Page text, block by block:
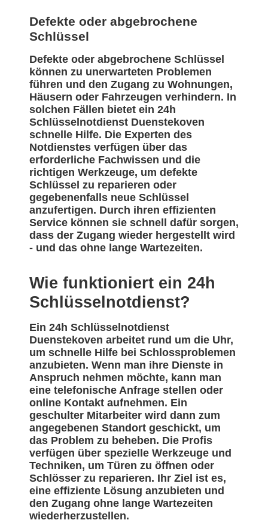
Defekte oder abgebrochene
Schlüssel
Defekte oder abgebrochene Schlüssel
können zu unerwarteten Problemen
führen und den Zugang zu Wohnungen,
Häusern oder Fahrzeugen verhindern. In
solchen Fällen bietet ein 24h
Schlüsselnotdienst Duenstekoven
schnelle Hilfe. Die Experten des
Notdienstes verfügen über das
erforderliche Fachwissen und die
richtigen Werkzeuge, um defekte
Schlüssel zu reparieren oder
gegebenenfalls neue Schlüssel
anzufertigen. Durch ihren effizienten
Service können sie schnell dafür sorgen,
dass der Zugang wieder hergestellt wird
- und das ohne lange Wartezeiten.
Wie funktioniert ein 24h
Schlüsselnotdienst?
Ein 24h Schlüsselnotdienst
Duenstekoven arbeitet rund um die Uhr,
um schnelle Hilfe bei Schlossproblemen
anzubieten. Wenn man ihre Dienste in
Anspruch nehmen möchte, kann man
eine telefonische Anfrage stellen oder
online Kontakt aufnehmen. Ein
geschulter Mitarbeiter wird dann zum
angegebenen Standort geschickt, um
das Problem zu beheben. Die Profis
verfügen über spezielle Werkzeuge und
Techniken, um Türen zu öffnen oder
Schlösser zu reparieren. Ihr Ziel ist es,
eine effiziente Lösung anzubieten und
den Zugang ohne lange Wartezeiten
wiederherzustellen.